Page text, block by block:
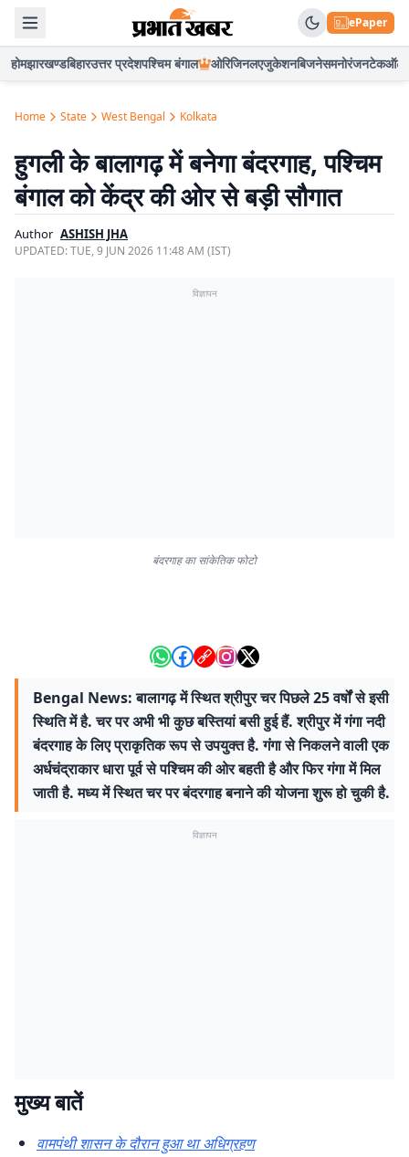
ePaper
होमझारखण्डबिहारउत्तर प्रदेशपश्चिम बंगाल ओरिजिनलएजुकेशनबिजनेसमनोरंजनटेकऑटो
Home State West Bengal Kolkata
हुगली के बालागढ़ में बनेगा बंदरगाह, पश्चिम
बंगाल को केंद्र की ओर से बड़ी सौगात
Author ASHISH JHA
UPDATED:TUE, 9 JUN 2026 11:48 AM (IST)
विज्ञापन
बंदरगाह का सांकेतिक फोटो
Bengal News: बालागढ़ में स्थित श्रीपुर चर पिछले 25 वर्षों से इसी
स्थिति में है. चर पर अभी भी कुछ बस्तियां बसी हुई हैं. श्रीपुर में गंगा नदी
बंदरगाह के लिए प्राकृतिक रूप से उपयुक्त है. गंगा से निकलने वाली एक
अर्धचंद्राकार धारा पूर्व से पश्चिम की ओर बहती है और फिर गंगा में मिल
जाती है. मध्य में स्थित चर पर बंदरगाह बनाने की योजना शुरू हो चुकी है.
विज्ञापन
मुख्य बातें
वामपंथी शासन के दौरान हुआ था अधिग्रहण